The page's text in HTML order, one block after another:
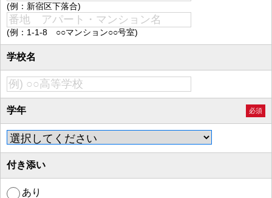
(例：新宿区下落合)
(例：1-1-8 ○○マンション○○号室)
学校名
学年 必須
付き添い
あり